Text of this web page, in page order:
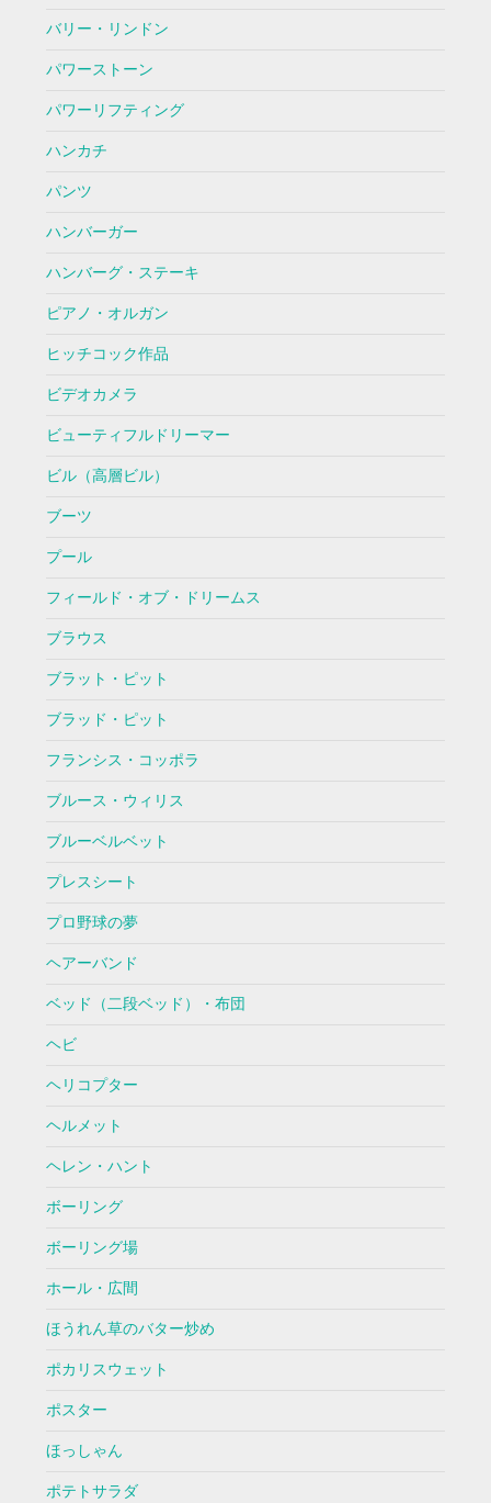
バリー・リンドン
パワーストーン
パワーリフティング
ハンカチ
パンツ
ハンバーガー
ハンバーグ・ステーキ
ピアノ・オルガン
ヒッチコック作品
ビデオカメラ
ビューティフルドリーマー
ビル（高層ビル）
ブーツ
プール
フィールド・オブ・ドリームス
ブラウス
ブラット・ピット
ブラッド・ピット
フランシス・コッポラ
ブルース・ウィリス
ブルーベルベット
プレスシート
プロ野球の夢
ヘアーバンド
ベッド（二段ベッド）・布団
ヘビ
ヘリコプター
ヘルメット
ヘレン・ハント
ボーリング
ボーリング場
ホール・広間
ほうれん草のバター炒め
ポカリスウェット
ポスター
ほっしゃん
ポテトサラダ